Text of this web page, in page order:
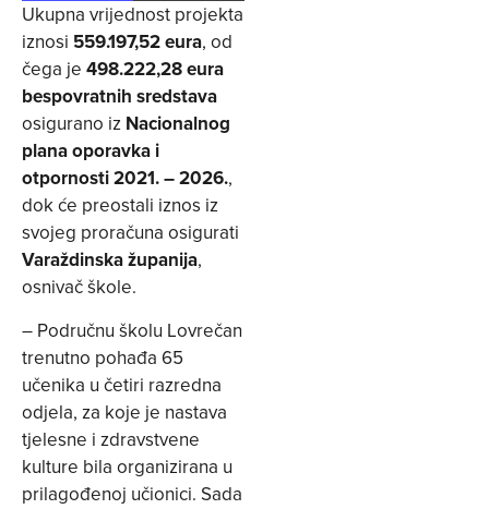
Ukupna vrijednost projekta
iznosi 559.197,52 eura, od
čega je 498.222,28 eura
bespovratnih sredstava
osigurano iz Nacionalnog
plana oporavka i
otpornosti 2021. – 2026.,
dok će preostali iznos iz
svojeg proračuna osigurati
Varaždinska županija,
osnivač škole.
– Područnu školu Lovrečan
trenutno pohađa 65
učenika u četiri razredna
odjela, za koje je nastava
tjelesne i zdravstvene
kulture bila organizirana u
prilagođenoj učionici. Sada